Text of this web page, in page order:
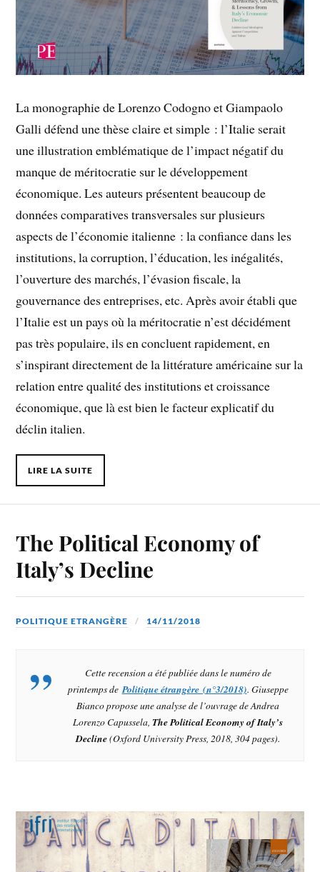
La monographie de Lorenzo Codogno et Giampaolo
Galli défend une thèse claire et simple : l’Italie serait
une illustration emblématique de l’impact négatif du
manque de méritocratie sur le développement
économique. Les auteurs présentent beaucoup de
données comparatives transversales sur plusieurs
aspects de l’économie italienne : la confiance dans les
institutions, la corruption, l’éducation, les inégalités,
l’ouverture des marchés, l’évasion fiscale, la
gouvernance des entreprises, etc. Après avoir établi que
l’Italie est un pays où la méritocratie n’est décidément
pas très populaire, ils en concluent rapidement, en
s’inspirant directement de la littérature américaine sur la
relation entre qualité des institutions et croissance
économique, que là est bien le facteur explicatif du
déclin italien.
LIRE LA SUITE
The Political Economy of
Italy’s Decline
POLITIQUE ETRANGÈRE 14/11/2018
Cette recension a été publiée dans le numéro de
printemps dePolitique étrangère (n°3/2018). Giuseppe
Bianco propose une analyse de l’ouvrage de Andrea
Lorenzo Capussela, The Political Economy of Italy’s
Decline(Oxford University Press, 2018, 304 pages).